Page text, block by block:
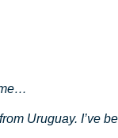
Uruguay. I’ve